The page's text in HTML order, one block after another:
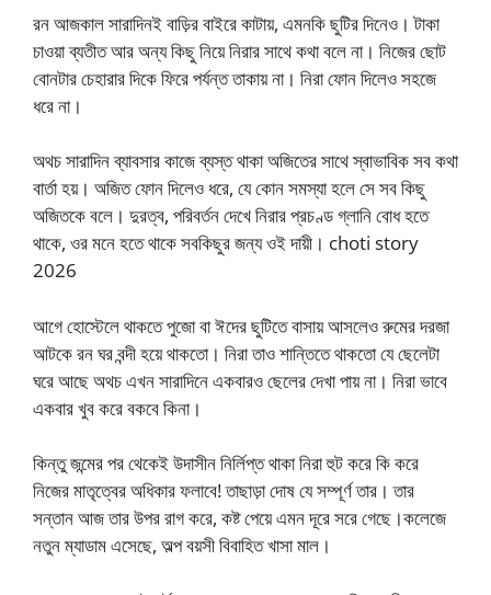
রন আজকাল সারাদিনই বাড়ির বাইরে কাটায়, এমনকি ছুটির দিনেও। টাকা
চাওয়া ব্যতীত আর অন্য কিছু নিয়ে নিরার সাথে কথা বলে না। নিজের ছোট
বোনটার চেহারার দিকে ফিরে পর্যন্ত তাকায় না। নিরা ফোন দিলেও সহজে
ধরে না।
অথচ সারাদিন ব্যাবসার কাজে ব্যস্ত থাকা অজিতের সাথে স্বাভাবিক সব কথা
বার্তা হয়। অজিত ফোন দিলেও ধরে, যে কোন সমস্যা হলে সে সব কিছু
অজিতকে বলে। দুরত্ব, পরিবর্তন দেখে নিরার প্রচণ্ড গ্লানি বোধ হতে
থাকে, ওর মনে হতে থাকে সবকিছুর জন্য ওই দায়ী। choti story
2026
আগে হোস্টেলে থাকতে পুজো বা ঈদের ছুটিতে বাসায় আসলেও রুমের দরজা
আটকে রন ঘর বন্দী হয়ে থাকতো। নিরা তাও শান্তিতে থাকতো যে ছেলেটা
ঘরে আছে অথচ এখন সারাদিনে একবারও ছেলের দেখা পায় না। নিরা ভাবে
একবার খুব করে বকবে কিনা।
কিন্তু জন্মের পর থেকেই উদাসীন নির্লিপ্ত থাকা নিরা হুট করে কি করে
নিজের মাতৃত্বের অধিকার ফলাবে! তাছাড়া দোষ যে সম্পূর্ণ তার। তার
সন্তান আজ তার উপর রাগ করে, কষ্ট পেয়ে এমন দূরে সরে গেছে।কলেজে
নতুন ম্যাডাম এসেছে, অল্প বয়সী বিবাহিত খাসা মাল।